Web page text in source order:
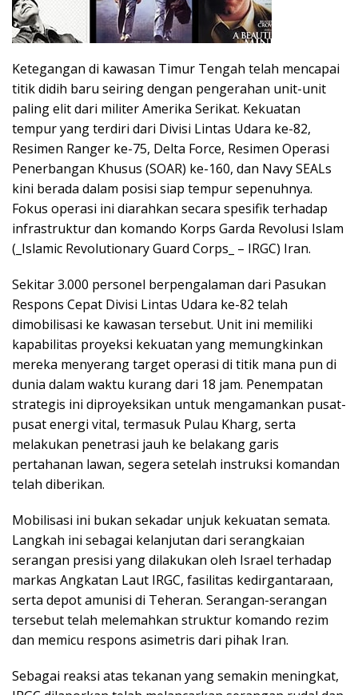
Ketegangan di kawasan Timur Tengah telah mencapai
titik didih baru seiring dengan pengerahan unit-unit
paling elit dari militer Amerika Serikat. Kekuatan
tempur yang terdiri dari Divisi Lintas Udara ke-82,
Resimen Ranger ke-75, Delta Force, Resimen Operasi
Penerbangan Khusus (SOAR) ke-160, dan Navy SEALs
kini berada dalam posisi siap tempur sepenuhnya.
Fokus operasi ini diarahkan secara spesifik terhadap
infrastruktur dan komando Korps Garda Revolusi Islam
(_Islamic Revolutionary Guard Corps_ – IRGC) Iran.
Sekitar 3.000 personel berpengalaman dari Pasukan
Respons Cepat Divisi Lintas Udara ke-82 telah
dimobilisasi ke kawasan tersebut. Unit ini memiliki
kapabilitas proyeksi kekuatan yang memungkinkan
mereka menyerang target operasi di titik mana pun di
dunia dalam waktu kurang dari 18 jam. Penempatan
strategis ini diproyeksikan untuk mengamankan pusat-
pusat energi vital, termasuk Pulau Kharg, serta
melakukan penetrasi jauh ke belakang garis
pertahanan lawan, segera setelah instruksi komandan
telah diberikan.
Mobilisasi ini bukan sekadar unjuk kekuatan semata.
Langkah ini sebagai kelanjutan dari serangkaian
serangan presisi yang dilakukan oleh Israel terhadap
markas Angkatan Laut IRGC, fasilitas kedirgantaraan,
serta depot amunisi di Teheran. Serangan-serangan
tersebut telah melemahkan struktur komando rezim
dan memicu respons asimetris dari pihak Iran.
Sebagai reaksi atas tekanan yang semakin meningkat,